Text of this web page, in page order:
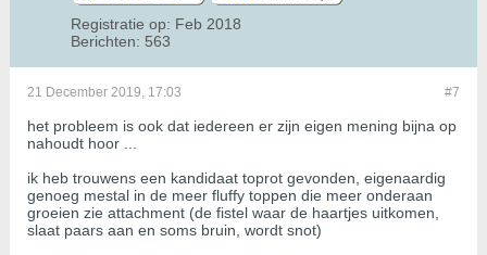
Registratie op: Feb 2018
Berichten: 563
#7
21 December 2019, 17:03
het probleem is ook dat iedereen er zijn eigen mening bijna op
nahoudt hoor ...
ik heb trouwens een kandidaat toprot gevonden, eigenaardig
genoeg mestal in de meer fluffy toppen die meer onderaan
groeien zie attachment (de fistel waar de haartjes uitkomen,
slaat paars aan en soms bruin, wordt snot)